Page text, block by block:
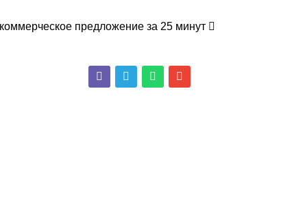
предложение за 25 минут